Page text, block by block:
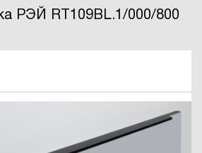
РЭЙ RT109BL.1/000/800